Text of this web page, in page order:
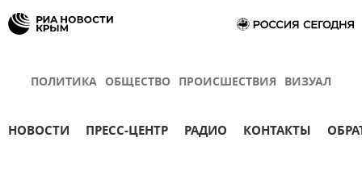
ПОЛИТИКА ОБЩЕСТВО ПРОИСШЕСТВИЯ ВИЗУАЛ
НОВОСТИ ПРЕСС-ЦЕНТР РАДИО КОНТАКТЫ